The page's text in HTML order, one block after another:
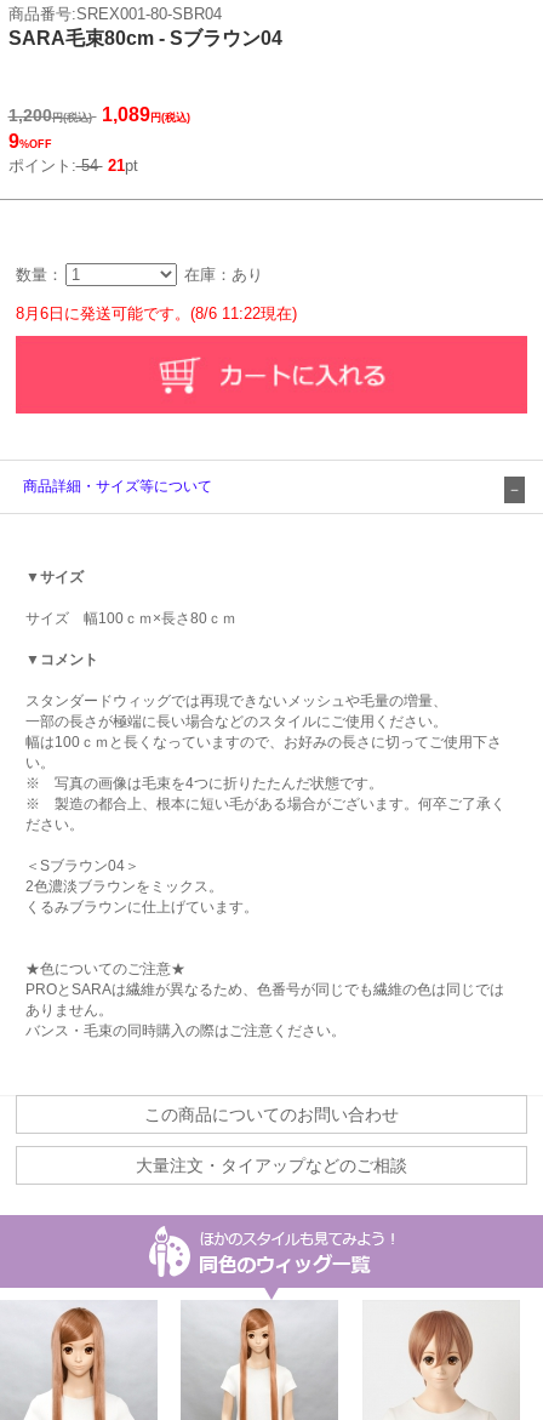
商品番号:SREX001-80-SBR04
SARA毛束80cm - Sブラウン04
1,200円(税込) 1,089円(税込)
9%OFF
ポイント:54 21pt
数量： 在庫：あり
8月6日に発送可能です。(8/6 11:22現在)
商品詳細・サイズ等について
▼サイズ
サイズ 幅100ｃｍ×長さ80ｃｍ
▼コメント
スタンダードウィッグでは再現できないメッシュや毛量の増量、
一部の長さが極端に長い場合などのスタイルにご使用ください。
幅は100ｃｍと長くなっていますので、お好みの長さに切ってご使用下さ
い。
※ 写真の画像は毛束を4つに折りたたんだ状態です。
※ 製造の都合上、根本に短い毛がある場合がございます。何卒ご了承く
ださい。
＜Sブラウン04＞
2色濃淡ブラウンをミックス。
くるみブラウンに仕上げています。
★色についてのご注意★
PROとSARAは繊維が異なるため、色番号が同じでも繊維の色は同じでは
ありません。
バンス・毛束の同時購入の際はご注意ください。
この商品についてのお問い合わせ
大量注文・タイアップなどのご相談